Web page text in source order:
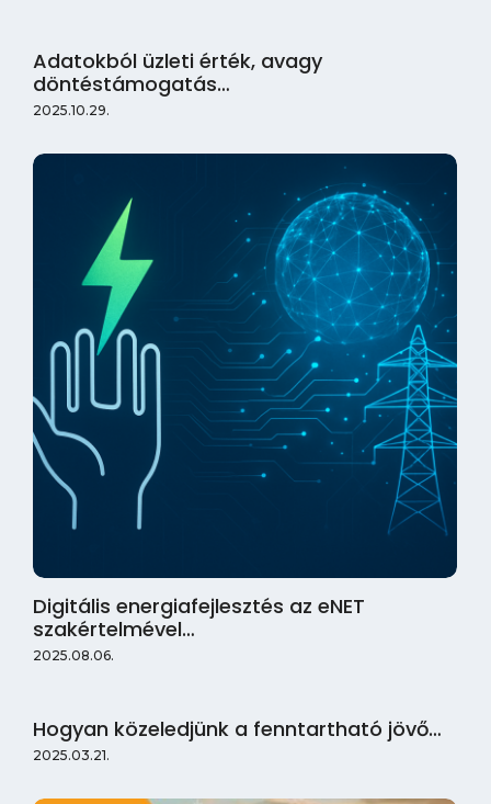
Adatokból üzleti érték, avagy
döntéstámogatás…
2025.10.29.
Digitális energiafejlesztés az eNET
szakértelmével…
2025.08.06.
Hogyan közeledjünk a fenntartható jövő…
2025.03.21.